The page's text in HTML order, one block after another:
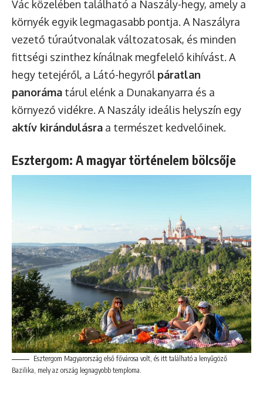
Vác közelében található a Naszály-hegy, amely a
környék egyik legmagasabb pontja. A Naszályra
vezető túraútvonalak változatosak, és minden
fittségi szinthez kínálnak megfelelő kihívást. A
hegy tetejéről, a Látó-hegyről páratlan
panoráma tárul elénk a Dunakanyarra és a
környező vidékre. A Naszály ideális helyszín egy
aktív kirándulásra a természet kedvelőinek.
Esztergom: A magyar történelem bölcsője
Esztergom Magyarország első fővárosa volt, és itt található a lenyűgöző
Bazilika, mely az ország legnagyobb temploma.